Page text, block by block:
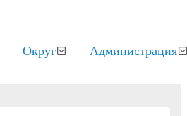
Округ Администрация